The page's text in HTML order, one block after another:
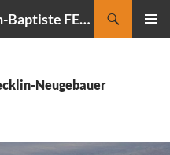
CIELMANIA : le blog de Jean-Baptiste FELDMANN, photographe du ciel
Neugebauer